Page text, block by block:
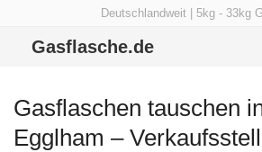
Deutschlandweit | 5kg - 33kg
Gasflasche.de
Gasflaschen tauschen
Egglham –